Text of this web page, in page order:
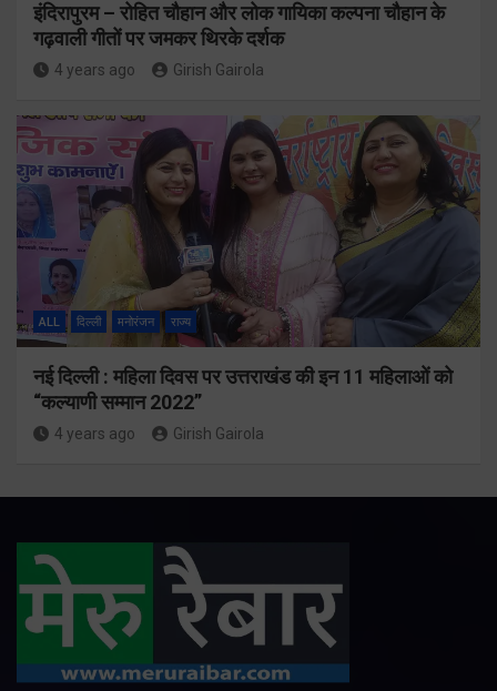
इंदिरापुरम – रोहित चौहान और लोक गायिका कल्पना चौहान के
गढ़वाली गीतों पर जमकर थिरके दर्शक
4 years ago Girish Gairola
ALL दिल्ली मनोरंजन राज्य
नई दिल्ली : महिला दिवस पर उत्तराखंड की इन 11 महिलाओं को
“कल्याणी सम्मान 2022”
4 years ago Girish Gairola